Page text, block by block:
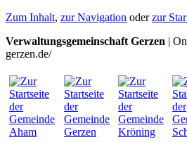
Zum Inhalt, zur Navigation oderzur
Verwaltungsgemeinschaft Gerzen |
gerzen.de/